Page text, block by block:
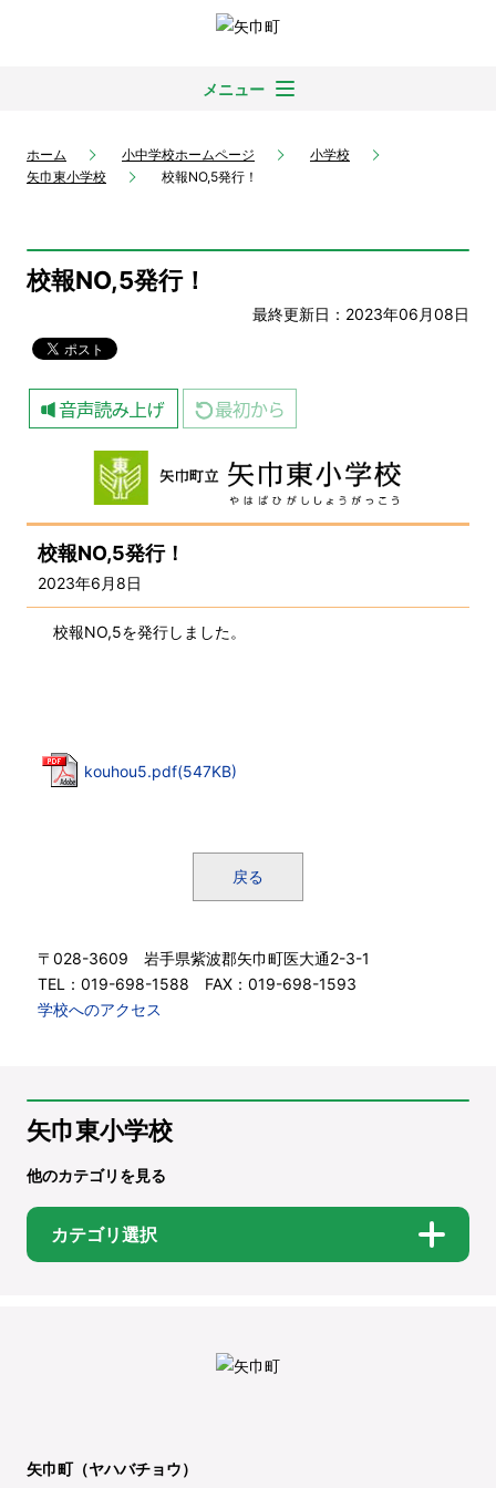
メニュー
ホーム 小中学校ホームページ
小学校
矢巾東小学校
校報NO,5発行！
校報NO,5発行！
最終更新日：2023年06月08日
校報NO,5発行！
2023年6月8日
校報NO,5を発行しました。
kouhou5.pdf(547KB)
戻る
〒028-3609 岩手県紫波郡矢巾町医大通2-3-1
TEL：019-698-1588 FAX：019-698-1593
学校へのアクセス
矢巾東小学校
他のカテゴリを見る
カテゴリ選択
矢巾町（ヤハバチョウ）